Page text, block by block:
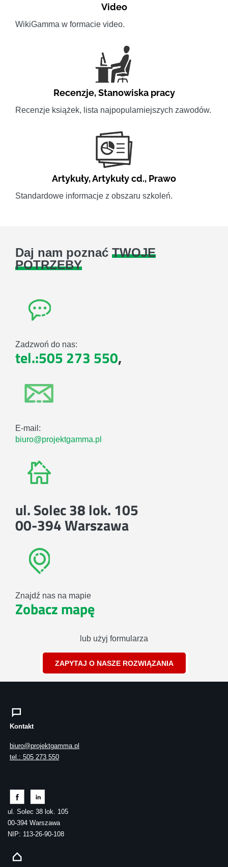
Video
WikiGamma w formacie video.
Recenzje,Stanowiska pracy
Recenzje książek, lista najpopularniejszych zawodów.
Artykuły,Artykuły cd., Prawo
Standardowe informacje z obszaru szkoleń.
Daj nam poznać TWOJE
POTRZEBY
Zadzwoń do nas:
tel.:505 273 550,
E-mail:
biuro@projektgamma.pl
ul. Solec 38 lok. 105
00-394 Warszawa
Znajdź nas na mapie
Zobacz mapę
lub użyj formularza
ZAPYTAJ O NASZE ROZWIĄZANIA
Kontakt
biuro@projektgamma.pl
tel.: 505 273 550
ul. Solec 38 lok. 105
00-394 Warszawa
NIP: 113-26-90-108